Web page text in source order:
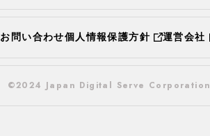
お問い合わせ個人情報保護方針 運営会社
©2024 Japan Digital Serve Corporation